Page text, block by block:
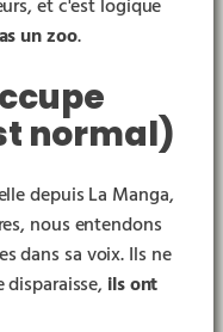
un zoo.
normal)
depuis La Manga,
nous entendons
dans sa voix. Ils ne
ils ont